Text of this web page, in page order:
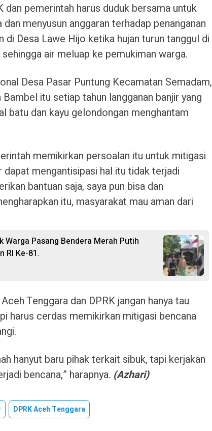
dan pemerintah harus duduk bersama untuk
menyusun anggaran terhadap penanganan
di Desa Lawe Hijo ketika hujan turun tanggul di
air meluap ke pemukiman warga.
Desa Pasar Puntung Kecamatan Semadam,
itu setiap tahun langganan banjir yang
batu dan kayu gelondongan menghantam
memikirkan persoalan itu untuk mitigasi
dapat mengantisipasi hal itu tidak terjadi
bantuan saja, saya pun bisa dan
itu, masyarakat mau aman dari
Warga Pasang Bendera Merah Putih
RI Ke-81.
Tenggara dan DPRK jangan hanya tau
harus cerdas memikirkan mitigasi bencana
hanyut baru pihak terkait sibuk, tapi kerjakan
bencana,” harapnya. (Azhari)
DPRK Aceh Tenggara